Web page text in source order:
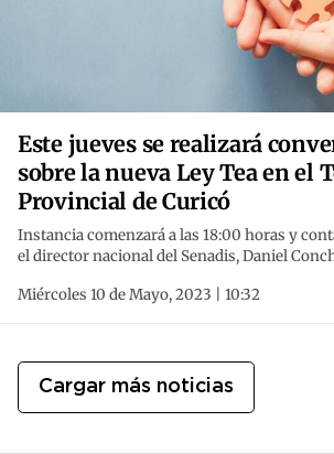
Este jueves se realizará
sobre la nueva Ley Tea en el
Provincial de Curicó
Instancia comenzará a las 18:00 horas y
el director nacional del Senadis, Daniel
Miércoles 10 de Mayo, 2023 | 10:32
Cargar más noticias